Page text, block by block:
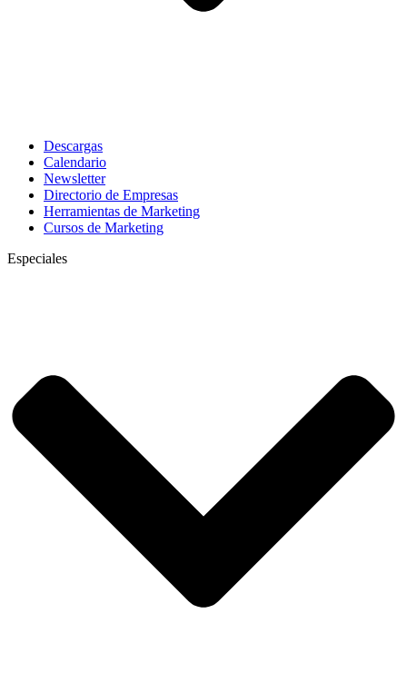
Descargas
Calendario
Newsletter
Directorio de Empresas
Herramientas de Marketing
Cursos de Marketing
Especiales